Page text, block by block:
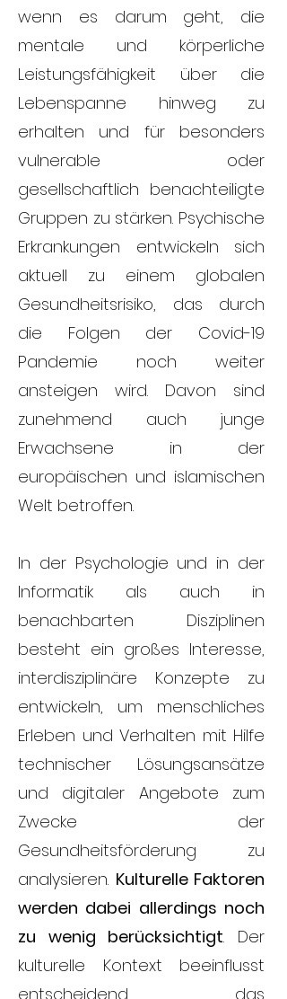
wenn es darum geht, die
mentale und körperliche
Leistungsfähigkeit über die
Lebenspanne hinweg zu
erhalten und für besonders
vulnerable oder
gesellschaftlich benachteiligte
Gruppen zu stärken. Psychische
Erkrankungen entwickeln sich
aktuell zu einem globalen
Gesundheitsrisiko, das durch
die Folgen der Covid-19
Pandemie noch weiter
ansteigen wird. Davon sind
zunehmend auch junge
Erwachsene in der
europäischen und islamischen
Welt betroffen.
In der Psychologie und in der
Informatik als auch in
benachbarten Disziplinen
besteht ein großes Interesse,
interdisziplinäre Konzepte zu
entwickeln, um menschliches
Erleben und Verhalten mit Hilfe
technischer Lösungsansätze
und digitaler Angebote zum
Zwecke der
Gesundheitsförderung zu
analysieren. Kulturelle Faktoren
werden dabei allerdings noch
zu wenig berücksichtigt. Der
kulturelle Kontext beeinflusst
entscheidend das